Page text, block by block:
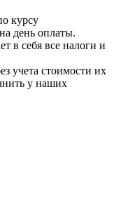
курсу
день оплаты.
в себя все налоги и
учета стоимости их
у наших